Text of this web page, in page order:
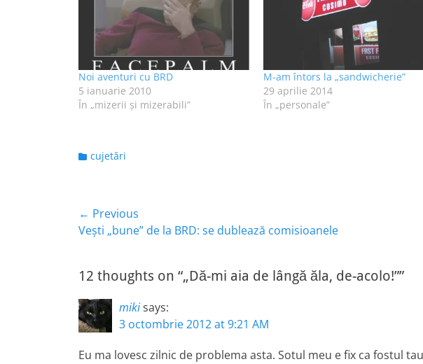
Noi aventuri cu BRD
5 ianuarie 2010
În „mizerii şi mizerabili”
M-am întors la „sandwicherie”
29 aprilie 2014
În „personale”
Categories
cujetări
Navigare
în
articole
← Previous
Previous
Veşti „bune” de la BRD: se dublează comisioanele
12 thoughts on “„Dă-mi aia de lângă ăla, de-acolo!””
mikisays:
3 octombrie 2012 at 9:21 AM
Eu ma lovesc zilnic de problema asta. Sotul meu e fix ca fostul